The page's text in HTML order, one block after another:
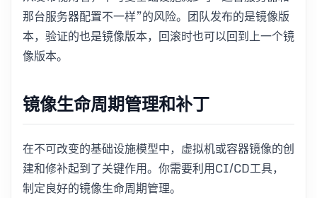
那台服务器配置不一样”的风险。团队发布的是镜像版
本，验证的也是镜像版本，回滚时也可以回到上一个镜
像版本。
镜像生命周期管理和补丁
在不可改变的基础设施模型中，虚拟机或容器镜像的创
建和修补起到了关键作用。你需要利用CI/CD工具，
制定良好的镜像生命周期管理。